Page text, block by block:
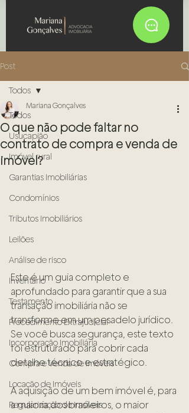
Post
Todos
Usucapião
Imóvel rural
Garantias Imobiliárias
Condomínios
Tributos Imobiliários
Leilões
Análise de risco
Inventário
Testamento
Procedimento Extrajudicial
Incorporação Imobiliária
Compra e Venda de Imóveis
Locação de Imóveis
Regularização de Imóveis
Todos
O que não pode faltar no
contrato de compra e venda de
imóvel?
Mariana Gonçalves
Este é um guia completo e
aprofundado para garantir que a sua
transação imobiliária não se
transforme em um pesadelo jurídico.
Se você busca segurança, este texto
foi estruturado para cobrir cada
detalhe técnico e estratégico.
A aquisição de um bem imóvel é, para
a maioria dos brasileiros, o maior